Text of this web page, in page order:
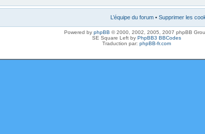
L’équipe du forum • Supprimer les
Powered by phpBB © 2000, 2002, 2005, 2007 phpBB
SE Square Left by PhpBB3 BBCodes
Traduction par: phpBB-fr.com